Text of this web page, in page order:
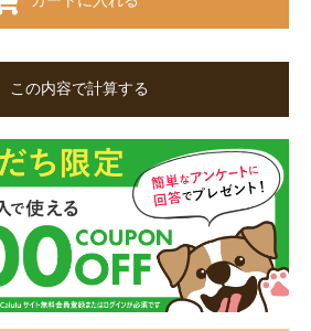
この内容で計算する